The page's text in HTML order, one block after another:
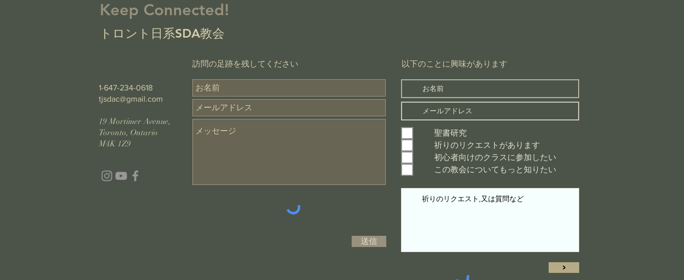
Keep Connected!
トロント日系SDA教会
​訪問の足跡を残してください
1-647-234-0618
tjsdac@gmail.com
19 Mortimer Avenue,
Toronto, Ontario
M4K 1Z9
送信
​以下のことに興味があります
聖書研究
祈りのリクエストがあります
初心者向けのクラスに参加したい
この教会についてもっと知りたい
>